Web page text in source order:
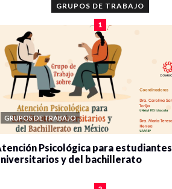
GRUPOS DE TRABAJO
1
GRUPOS DE TRABAJO
Psicológica para estudiantes
y del bachillerato